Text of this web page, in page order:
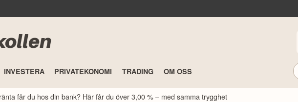
INVESTERA PRIVATEKONOMI TRADING OM OSS
får du hos din bank? Här får du över 3,00 % – med samma trygghet